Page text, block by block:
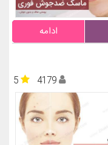
ادامه
5
4179